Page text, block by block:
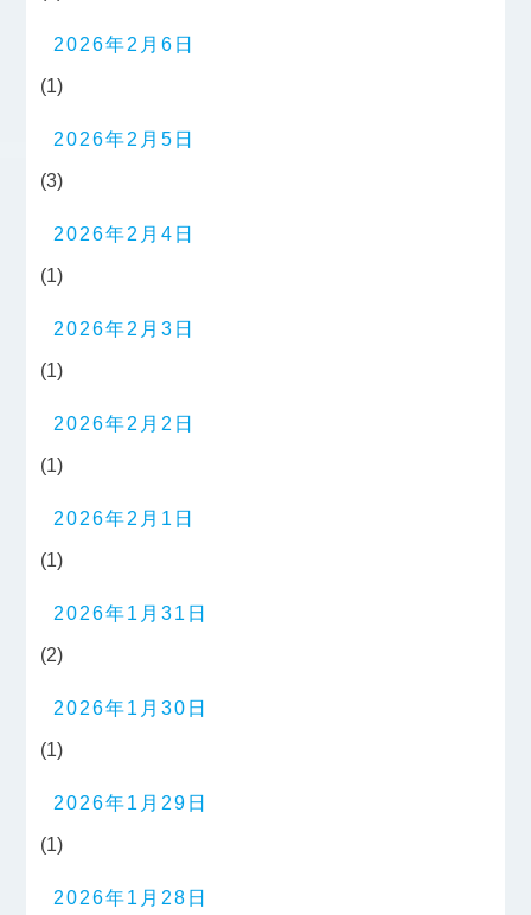
2026年2月6日
(1)
2026年2月5日
(3)
2026年2月4日
(1)
2026年2月3日
(1)
2026年2月2日
(1)
2026年2月1日
(1)
2026年1月31日
(2)
2026年1月30日
(1)
2026年1月29日
(1)
2026年1月28日